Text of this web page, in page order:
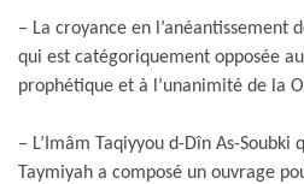
– La croyance en l’anéantissement
qui est catégoriquement opposée
prophétique et à l’unanimité de la
– L’Imâm Taqiyyou d-Dîn As-
Taymiyah a composé un ouvrage